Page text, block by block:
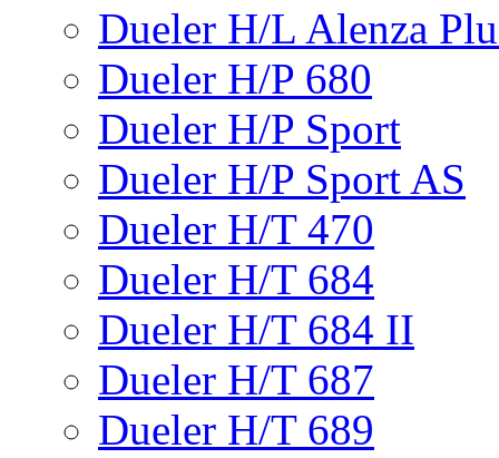
Dueler H/L Alenza
Dueler H/P 680
Dueler H/P Sport
Dueler H/P Sport AS
Dueler H/T 470
Dueler H/T 684
Dueler H/T 684 II
Dueler H/T 687
Dueler H/T 689